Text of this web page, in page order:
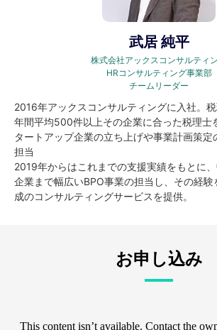
武居 純平
株式会社アックスコンサルティ
HRコンサルティング事業部
チームリーダー
2016年アックスコンサルティングに入社。
年間平均500件以上その企業に合った税理士
タートアップ企業の立ち上げや事業計画策定
担当
2019年からはこれまでの支援実績をもとに
企業まで幅広いBPO事業の担当し、その経
成のコンサルティングサービスを提供。
お申し込み